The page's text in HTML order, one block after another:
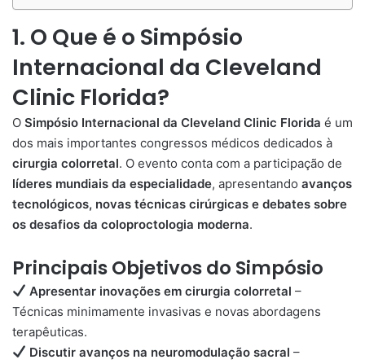
1. O Que é o Simpósio
Internacional da Cleveland
Clinic Florida?
O Simpósio Internacional da Cleveland Clinic Florida é um
dos mais importantes congressos médicos dedicados à
cirurgia colorretal. O evento conta com a participação de
líderes mundiais da especialidade, apresentando avanços
tecnológicos, novas técnicas cirúrgicas e debates sobre
os desafios da coloproctologia moderna.
Principais Objetivos do Simpósio
Apresentar inovações em cirurgia colorretal –
Técnicas minimamente invasivas e novas abordagens
terapêuticas.
Discutir avanços na neuromodulação sacral –